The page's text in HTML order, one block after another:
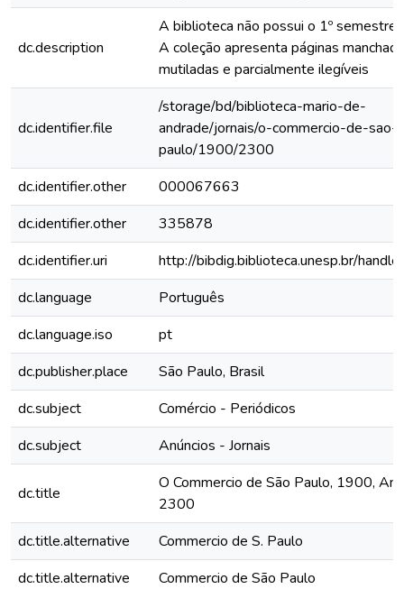
dc.description
A biblioteca não possui o 1º
A coleção apresenta páginas
mutiladas e parcialmente ilegíveis
dc.identifier.file
/storage/bd/biblioteca-mario-de-
andrade/jornais/o-commercio-de-sao-
paulo/1900/2300
dc.identifier.other
000067663
dc.identifier.other
335878
dc.identifier.uri
http://bibdig.biblioteca.unesp.br/
dc.language
Português
dc.language.iso
pt
dc.publisher.place
São Paulo, Brasil
dc.subject
Comércio - Periódicos
dc.subject
Anúncios - Jornais
dc.title
O Commercio de São Paulo, 1900,
2300
dc.title.alternative
Commercio de S. Paulo
dc.title.alternative
Commercio de São Paulo